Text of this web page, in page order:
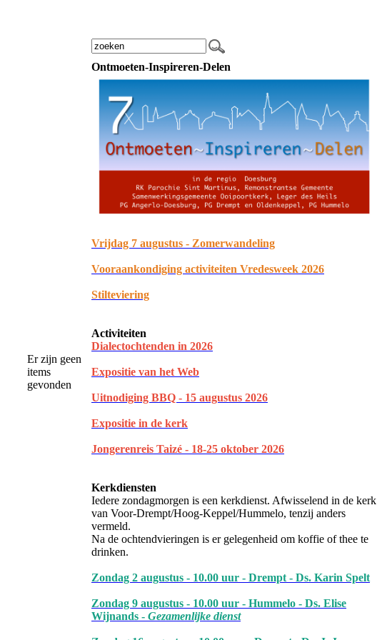
Er zijn geen
items
gevonden
Ontmoeten-Inspireren-Delen
Vrijdag 7 augustus - Zomerwandeling
Vooraankondiging activiteiten Vredesweek 2026
Stilteviering
Activiteiten
Dialectochtenden in 2026
Expositie van het Web
Uitnodiging BBQ - 15 augustus 2026
Expositie in de kerk
Jongerenreis Taizé - 18-25 oktober 2026
Kerkdiensten
Iedere zondagmorgen is een kerkdienst. Afwisselend in de kerk
van Voor-Drempt/Hoog-Keppel/Hummelo, tenzij anders
vermeld.
Na de ochtendvieringen is er gelegenheid om koffie of thee te
drinken.
Zondag 2 augustus - 10.00 uur - Drempt - Ds. Karin Spelt
Zondag 9 augustus - 10.00 uur - Hummelo - Ds. Elise
Wijnands - Gezamenlijke dienst